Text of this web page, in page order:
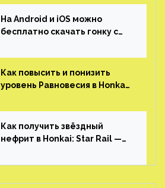
На Android и iOS можно
бесплатно скачать гонку с
который больше, чем в
Skyrim и GTA: San Andreas
Как повысить и понизить
уровень Равновесия в Honkai:
Как получить звёздный
нефрит в Honkai: Star Rail —